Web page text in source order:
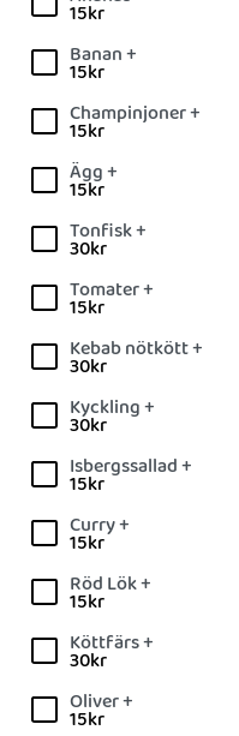
15kr
Banan +
15kr
Champinjoner +
15kr
Ägg +
15kr
Tonfisk +
30kr
Tomater +
15kr
Kebab nötkött +
30kr
Kyckling +
30kr
Isbergssallad +
15kr
Curry +
15kr
Röd Lök +
15kr
Köttfärs +
30kr
Oliver +
15kr